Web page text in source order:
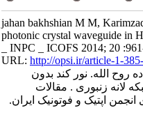
jahan bakhshian M M,
photonic crystal waveguide
_ INPC _ ICOFS 2014; 20
URL:http://opsi.ir/article-1-
الله. نور کند بدون
لانه زنبوری . مقالات
اپتیک و فوتونیک ایران.